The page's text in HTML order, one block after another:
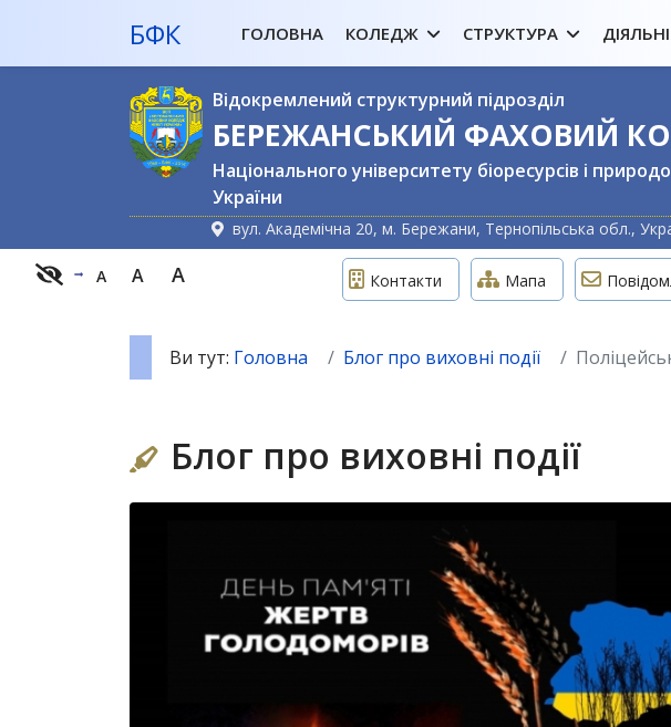
БФК ГОЛОВНА КОЛЕДЖ СТРУКТУРА
Відокремлений структурний підрозділ
БЕРЕЖАНСЬКИЙ ФАХОВИЙ
Національного університету біоресурсів і
України
вул. Академічна 20, м. Бережани, Тернопільська обл.,
A A A Контакти Мапа
Ви тут: Головна Блог про виховні події
Блог про виховні події